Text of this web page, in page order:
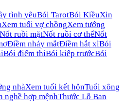
tình yêuBói TarotBói KiềuXin
Xem tuổi vợ chồngXem tướng
Nốt ruồi mặtNốt ruồi cơ thểNốt
Điềm nháy mắtĐiềm hắt xìBói
Bói điểm thiBói kiếp trướcBói
nhàXem tuổi kết hônTuổi xông
nghề hợp mệnhThước Lỗ Ban